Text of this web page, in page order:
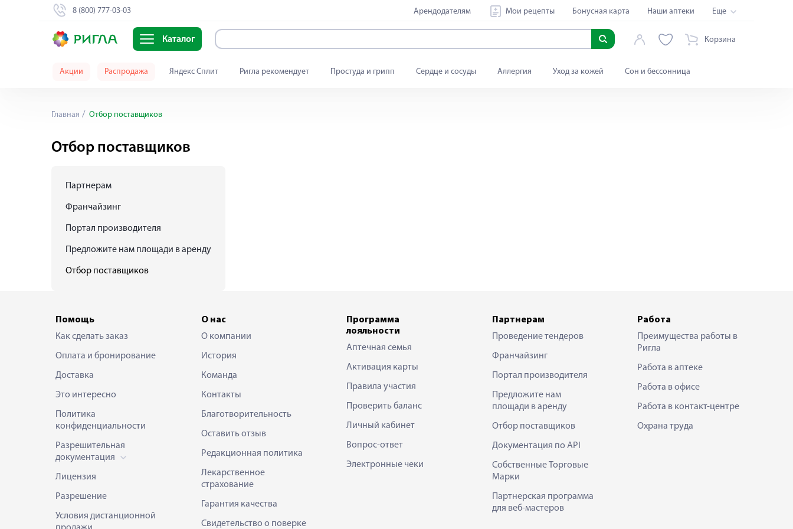
8 (800) 777-03-03 Арендодателям Мои рецепты Бонусная карта Наши аптеки Еще
Каталог Корзина
Акции Распродажа Яндекс Сплит Ригла рекомендует Простуда и грипп Сердце и сосуды Аллергия Уход за кожей Сон и бессонница
Главная Отбор поставщиков
Отбор поставщиков
Партнерам
Франчайзинг
Портал производителя
Предложите нам площади в аренду
Отбор поставщиков
Помощь
Как сделать заказ
Оплата и бронирование
Доставка
Это интересно
Политика
конфиденциальности
Разрешительная
документация
Лицензия
Разрешение
Условия дистанционной
О нас
О компании
История
Команда
Контакты
Благотворительность
Оставить отзыв
Редакционная политика
Лекарственное
страхование
Гарантия качества
Свидетельство о поверке
Программа
лояльности
Аптечная семья
Активация карты
Правила участия
Проверить баланс
Личный кабинет
Вопрос-ответ
Электронные чеки
Партнерам
Проведение тендеров
Франчайзинг
Портал производителя
Предложите нам
площади в аренду
Отбор поставщиков
Документация по API
Собственные Торговые
Марки
Партнерская программа
для веб-мастеров
Работа
Преимущества работы в
Ригла
Работа в аптеке
Работа в офисе
Работа в контакт-центре
Охрана труда